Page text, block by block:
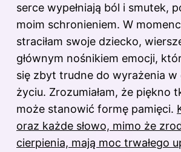
serce wypełniają ból i smutek,
moim schronieniem. W
straciłam swoje dziecko,
głównym nośnikiem emocji,
się zbyt trudne do wyrażenia w
życiu. Zrozumiałam, że piękno
może stanowić formę pamięci.
oraz każde słowo, mimo że
cierpienia, mają moc trwałego